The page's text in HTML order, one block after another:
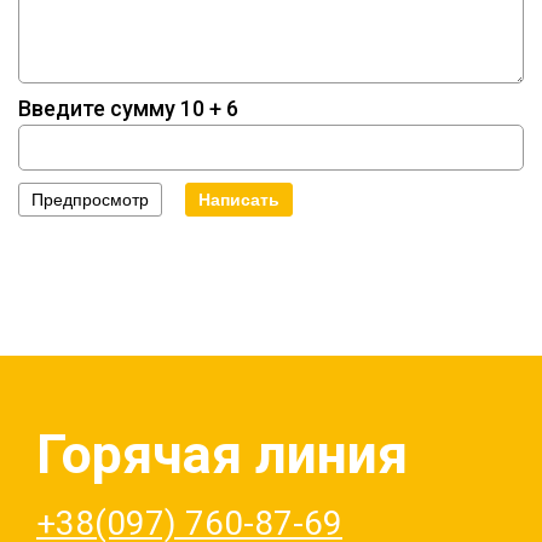
Введите сумму 10 + 6
Горячая линия
+38(097) 760-87-69